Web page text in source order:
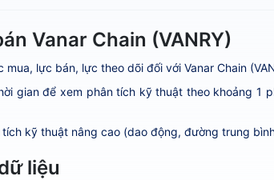
Vanar Chain (VANRY)
mua, lực bán, lực theo dõi đối với Vanar Chain
gian để xem phân tích kỹ thuật theo khoảng 1
kỹ thuật nâng cao (dao động, đường trung
liệu